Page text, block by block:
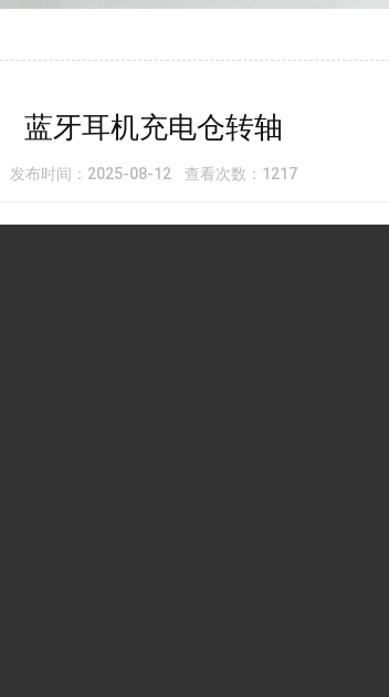
蓝牙耳机充电仓转轴
发布时间：2025-08-12 查看次数：1217